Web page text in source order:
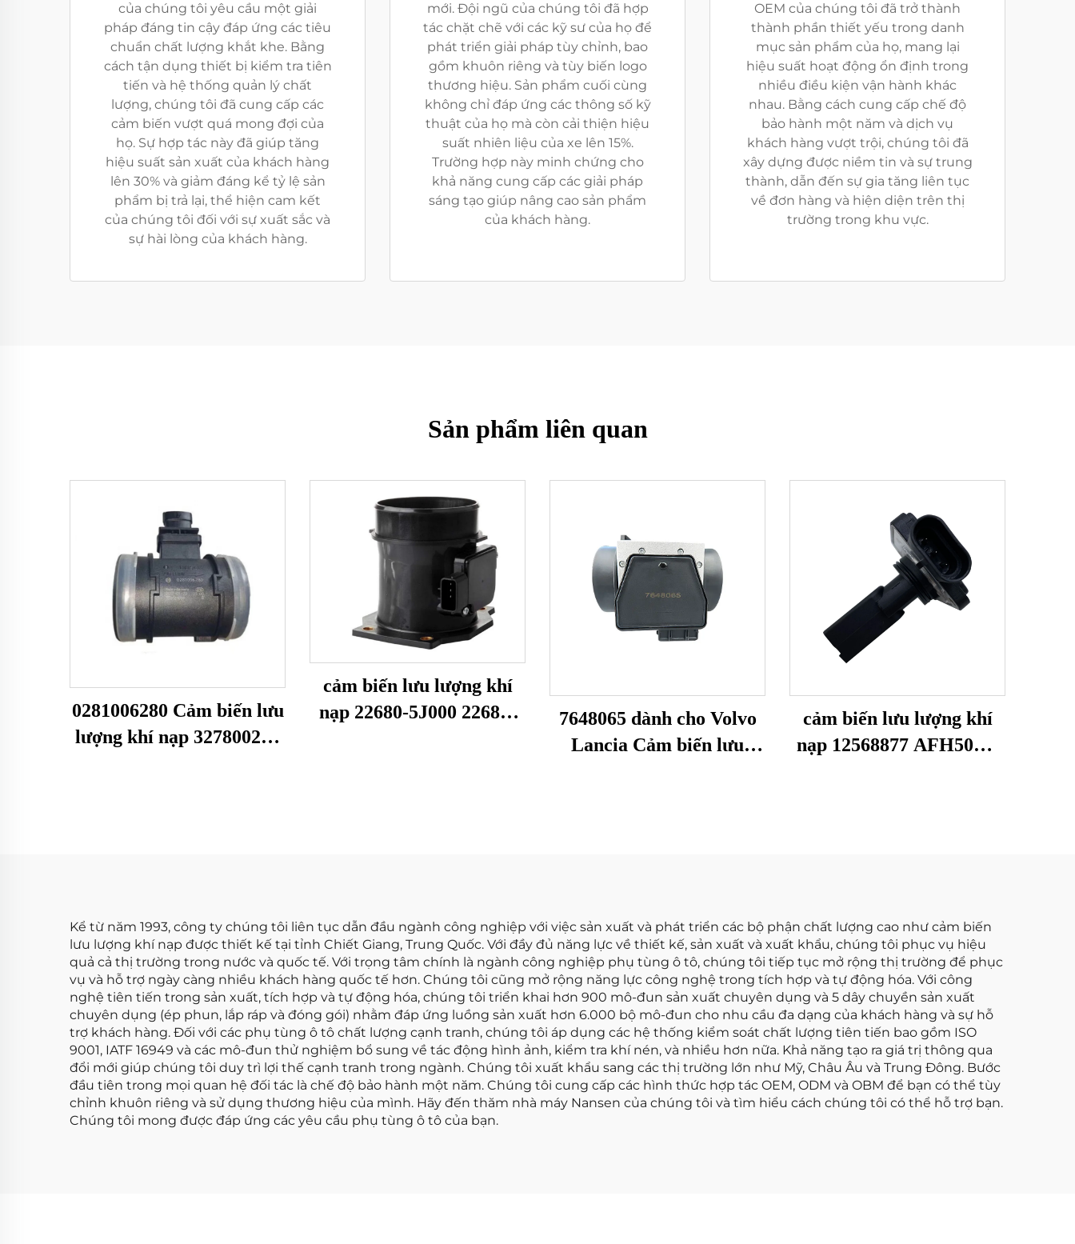
của chúng tôi yêu cầu một giải
pháp đáng tin cậy đáp ứng các tiêu
chuẩn chất lượng khắt khe. Bằng
cách tận dụng thiết bị kiểm tra tiên
tiến và hệ thống quản lý chất
lượng, chúng tôi đã cung cấp các
cảm biến vượt quá mong đợi của
họ. Sự hợp tác này đã giúp tăng
hiệu suất sản xuất của khách hàng
lên 30% và giảm đáng kể tỷ lệ sản
phẩm bị trả lại, thể hiện cam kết
của chúng tôi đối với sự xuất sắc và
sự hài lòng của khách hàng.
mới. Đội ngũ của chúng tôi đã hợp
tác chặt chẽ với các kỹ sư của họ để
phát triển giải pháp tùy chỉnh, bao
gồm khuôn riêng và tùy biến logo
thương hiệu. Sản phẩm cuối cùng
không chỉ đáp ứng các thông số kỹ
thuật của họ mà còn cải thiện hiệu
suất nhiên liệu của xe lên 15%.
Trường hợp này minh chứng cho
khả năng cung cấp các giải pháp
sáng tạo giúp nâng cao sản phẩm
của khách hàng.
OEM của chúng tôi đã trở thành
thành phần thiết yếu trong danh
mục sản phẩm của họ, mang lại
hiệu suất hoạt động ổn định trong
nhiều điều kiện vận hành khác
nhau. Bằng cách cung cấp chế độ
bảo hành một năm và dịch vụ
khách hàng vượt trội, chúng tôi đã
xây dựng được niềm tin và sự trung
thành, dẫn đến sự gia tăng liên tục
về đơn hàng và hiện diện trên thị
trường trong khu vực.
Sản phẩm liên quan
0281006280 Cảm biến lưu
lượng khí nạp 327800261
cảm biến lưu lượng khí
nạp 22680-5J000 22680-
7648065 dành cho Volvo
Lancia Cảm biến lưu
cảm biến lưu lượng khí
nạp 12568877 AFH50M-
Kể từ năm 1993, công ty chúng tôi liên tục dẫn đầu ngành công nghiệp với việc sản xuất và phát triển các bộ phận chất lượng cao như cảm biến
lưu lượng khí nạp được thiết kế tại tỉnh Chiết Giang, Trung Quốc. Với đầy đủ năng lực về thiết kế, sản xuất và xuất khẩu, chúng tôi phục vụ hiệu
quả cả thị trường trong nước và quốc tế. Với trọng tâm chính là ngành công nghiệp phụ tùng ô tô, chúng tôi tiếp tục mở rộng thị trường để phục
vụ và hỗ trợ ngày càng nhiều khách hàng quốc tế hơn. Chúng tôi cũng mở rộng năng lực công nghệ trong tích hợp và tự động hóa. Với công
nghệ tiên tiến trong sản xuất, tích hợp và tự động hóa, chúng tôi triển khai hơn 900 mô-đun sản xuất chuyên dụng và 5 dây chuyền sản xuất
chuyên dụng (ép phun, lắp ráp và đóng gói) nhằm đáp ứng luồng sản xuất hơn 6.000 bộ mô-đun cho nhu cầu đa dạng của khách hàng và sự hỗ
trợ khách hàng. Đối với các phụ tùng ô tô chất lượng cạnh tranh, chúng tôi áp dụng các hệ thống kiểm soát chất lượng tiên tiến bao gồm ISO
9001, IATF 16949 và các mô-đun thử nghiệm bổ sung về tác động hình ảnh, kiểm tra khí nén, và nhiều hơn nữa. Khả năng tạo ra giá trị thông qua
đổi mới giúp chúng tôi duy trì lợi thế cạnh tranh trong ngành. Chúng tôi xuất khẩu sang các thị trường lớn như Mỹ, Châu Âu và Trung Đông. Bước
đầu tiên trong mọi quan hệ đối tác là chế độ bảo hành một năm. Chúng tôi cung cấp các hình thức hợp tác OEM, ODM và OBM để bạn có thể tùy
chỉnh khuôn riêng và sử dụng thương hiệu của mình. Hãy đến thăm nhà máy Nansen của chúng tôi và tìm hiểu cách chúng tôi có thể hỗ trợ bạn.
Chúng tôi mong được đáp ứng các yêu cầu phụ tùng ô tô của bạn.